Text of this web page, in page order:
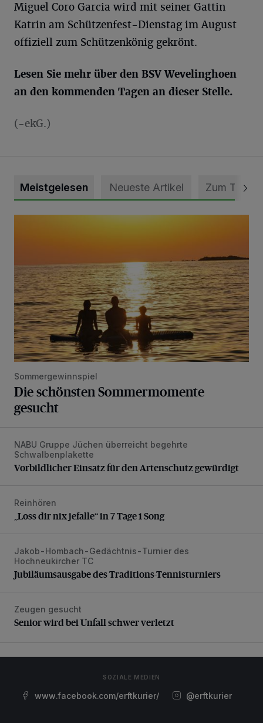
Miguel Coro Garcia wird mit seiner Gattin
Katrin am Schützenfest-Dienstag im August
offiziell zum Schützenkönig gekrönt.
Lesen Sie mehr über den BSV Wevelinghoen
an den kommenden Tagen an dieser Stelle.
(-ekG.)
Meistgelesen Neueste Artikel Zum Thema
Die schönsten Sommermomente gesucht
Sommergewinnspiel
Die schönsten Sommermomente
gesucht
Vorbildlicher Einsatz für den Artenschutz gewürdigt
NABU Gruppe Jüchen überreicht begehrte
Schwalbenplakette
Vorbildlicher Einsatz für den Artenschutz gewürdigt
„Loss dir nix jefalle“ in 7 Tage 1 Song
Reinhören
„Loss dir nix jefalle“ in 7 Tage 1 Song
Jubiläumsausgabe des Traditions-Tennisturniers
Jakob-Hombach-Gedächtnis-Turnier des
Hochneukircher TC
Jubiläumsausgabe des Traditions-Tennisturniers
Senior wird bei Unfall schwer verletzt
Zeugen gesucht
Senior wird bei Unfall schwer verletzt
SOZIALE MEDIEN
www.facebook.com/erftkurier/ @erftkurier